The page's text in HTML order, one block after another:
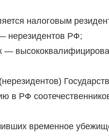
налоговым
нерезидентов РФ;
—
в РФ
временное